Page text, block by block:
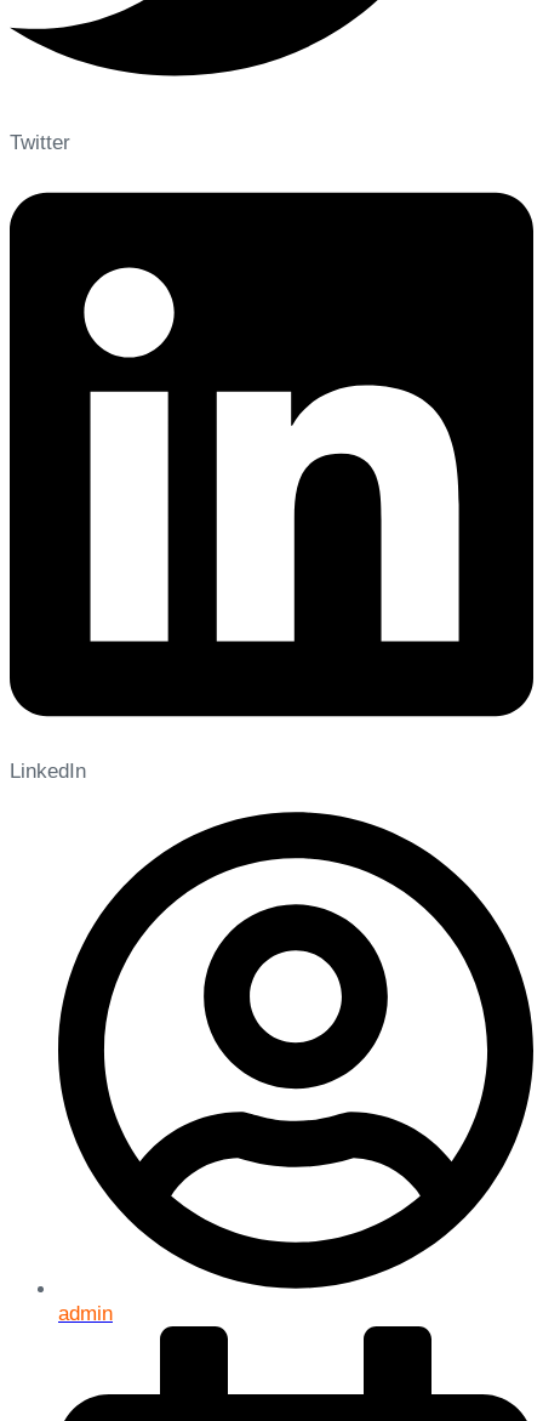
Twitter
LinkedIn
admin